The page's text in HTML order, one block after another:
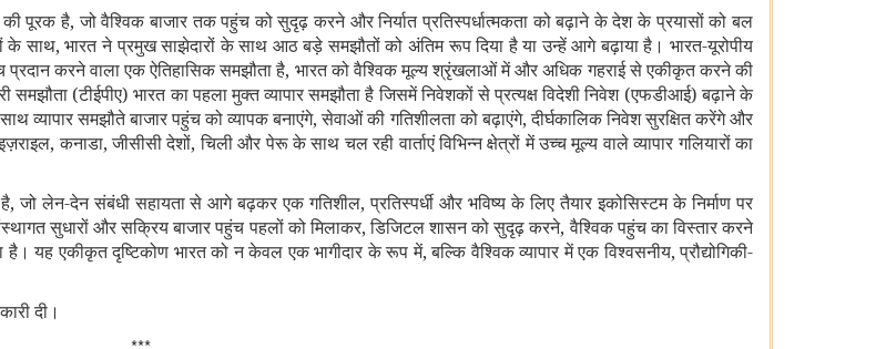
पूरक है, जो वैश्विक बाजार तक पहुंच को सुदृढ़ करने और निर्यात प्रतिस्पर्धात्मकता को बढ़ाने के देश के प्रयासों को बल
साथ, भारत ने प्रमुख साझेदारों के साथ आठ बड़े समझौतों को अंतिम रूप दिया है या उन्हें आगे बढ़ाया है। भारत-यूरोपीय
प्रदान करने वाला एक ऐतिहासिक समझौता है, भारत को वैश्विक मूल्य श्रृंखलाओं में और अधिक गहराई से एकीकृत करने की
समझौता (टीईपीए) भारत का पहला मुक्त व्यापार समझौता है जिसमें निवेशकों से प्रत्यक्ष विदेशी निवेश (एफडीआई) बढ़ाने के
व्यापार समझौते बाजार पहुंच को व्यापक बनाएंगे, सेवाओं की गतिशीलता को बढ़ाएंगे, दीर्घकालिक निवेश सुरक्षित करेंगे और
कनाडा, जीसीसी देशों, चिली और पेरू के साथ चल रही वार्ताएं विभिन्न क्षेत्रों में उच्च मूल्य वाले व्यापार गलियारों का
है, जो लेन-देन संबंधी सहायता से आगे बढ़कर एक गतिशील, प्रतिस्पर्धी और भविष्य के लिए तैयार इकोसिस्टम के निर्माण पर
संस्थागत सुधारों और सक्रिय बाजार पहुंच पहलों को मिलाकर, डिजिटल शासन को सुदृढ़ करने, वैश्विक पहुंच का विस्तार करने
है। यह एकीकृत दृष्टिकोण भारत को न केवल एक भागीदार के रूप में, बल्कि वैश्विक व्यापार में एक विश्वसनीय, प्रौद्योगिकी-
दी।